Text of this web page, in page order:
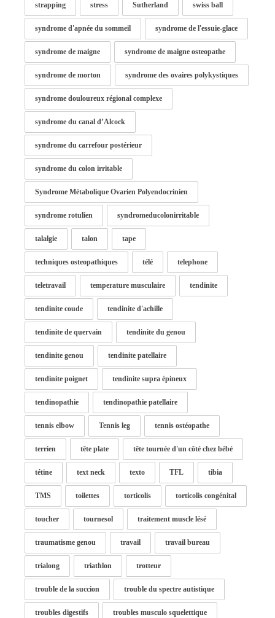
strapping stress Sutherland swiss ball
syndrome d'apnée du sommeil syndrome de l'essuie-glace
syndrome de maigne syndrome de maigne osteopathe
syndrome de morton syndrome des ovaires polykystiques
syndrome douloureux régional complexe
syndrome du canal d’Alcock
syndrome du carrefour postérieur
syndrome du colon irritable
Syndrome Métabolique Ovarien Polyendocrinien
syndrome rotulien syndromeducolonirritable
talalgie talon tape
techniques osteopathiques télé telephone
teletravail temperature musculaire tendinite
tendinite coude tendinite d'achille
tendinite de quervain tendinite du genou
tendinite genou tendinite patellaire
tendinite poignet tendinite supra épineux
tendinopathie tendinopathie patellaire
tennis elbow Tennis leg tennis ostéopathe
terrien tête plate tête tournée d'un côté chez bébé
tétine text neck texto TFL tibia
TMS toilettes torticolis torticolis congénital
toucher tournesol traitement muscle lésé
traumatisme genou travail travail bureau
trialong triathlon trotteur
trouble de la succion trouble du spectre autistique
troubles digestifs troubles musculo squelettique